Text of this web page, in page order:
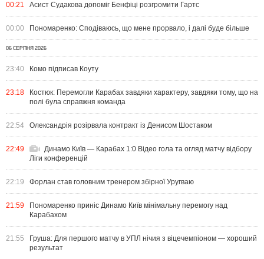
00:21 Асист Судакова допоміг Бенфіці розгромити Гартс
00:00 Пономаренко: Сподіваюсь, що мене прорвало, і далі буде більше
06 СЕРПНЯ 2026
23:40 Комо підписав Коуту
23:18
Костюк: Перемогли Карабах завдяки характеру, завдяки тому, що на
полі була справжня команда
22:54 Олександрія розірвала контракт із Денисом Шостаком
22:49
Динамо Київ — Карабах 1:0 Відео гола та огляд матчу відбору
Ліги конференцій
22:19 Форлан став головним тренером збірної Уругваю
21:59
Пономаренко приніс Динамо Київ мінімальну перемогу над
Карабахом
21:55
Груша: Для першого матчу в УПЛ нічия з віцечемпіоном — хороший
результат